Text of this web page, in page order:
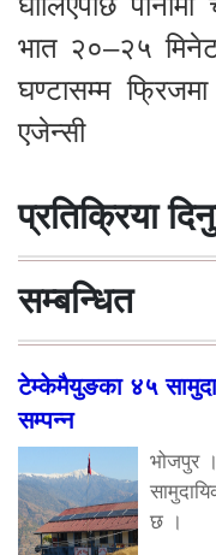
भात २०–२५
घण्टासम्म
एजेन्सी
प्रतिक्रिया
सम्बन्धित
टेम्केमैयुङका ४५
सम्पन्न
भोजपुर
छ ।